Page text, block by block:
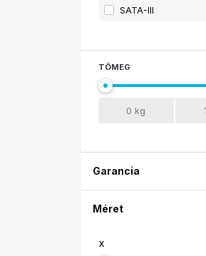
SATA-III
TÖMEG
Garancia
Méret
X